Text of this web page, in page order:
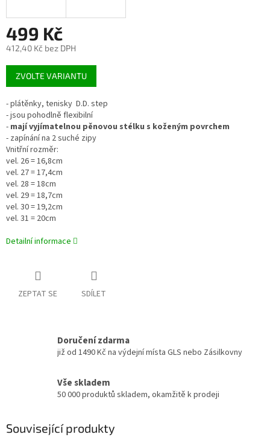
499 Kč
412,40 Kč bez DPH
Měrná
cena:
ZVOLTE VARIANTU
- plátěnky, tenisky D.D. step
- jsou pohodlně flexibilní
- mají vyjímatelnou pěnovou stélku s koženým povrchem
- zapínání na 2 suché zipy
Vnitřní rozměr:
vel. 26 = 16,8cm
vel. 27 = 17,4cm
vel. 28 = 18cm
vel. 29 = 18,7cm
vel. 30 = 19,2cm
vel. 31 = 20cm
Detailní informace
ZEPTAT SE SDÍLET
Doručení zdarma
již od 1490 Kč na výdejní místa GLS nebo Zásilkovny
Vše skladem
50 000 produktů skladem, okamžitě k prodeji
Související produkty